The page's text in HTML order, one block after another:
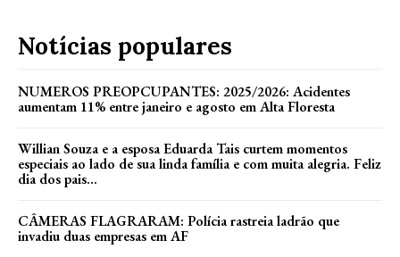
Notícias populares
NUMEROS PREOPCUPANTES: 2025/2026: Acidentes
aumentam 11% entre janeiro e agosto em Alta Floresta
Willian Souza e a esposa Eduarda Tais curtem momentos
especiais ao lado de sua linda família e com muita alegria. Feliz
dia dos pais...
CÂMERAS FLAGRARAM: Polícia rastreia ladrão que
invadiu duas empresas em AF